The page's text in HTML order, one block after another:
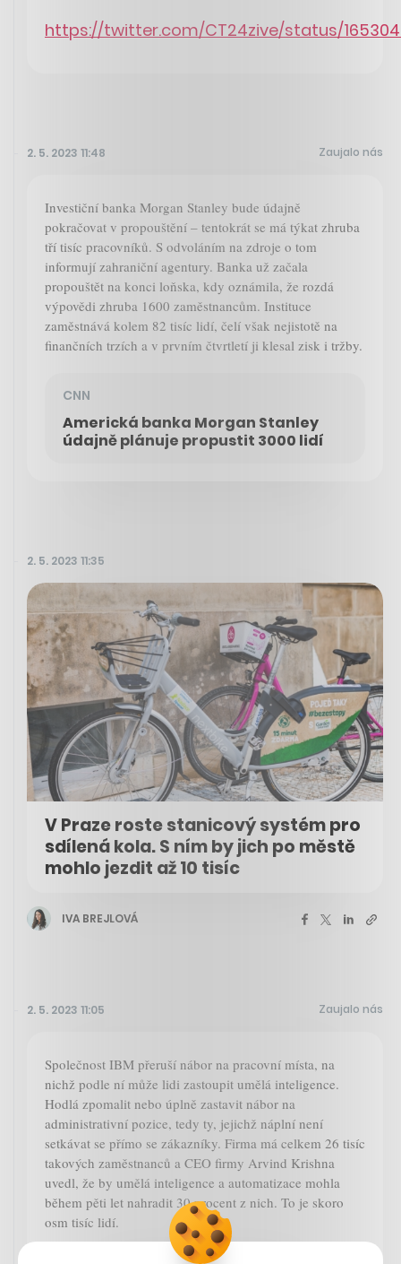
https://twitter.com/CT24zive/status/
2. 5. 2023 11:48 Zaujalo nás
Investiční banka Morgan Stanley bude údajně
pokračovat v propouštění – tentokrát se má týkat zhruba
tří tisíc pracovníků. S odvoláním na zdroje o tom
informují zahraniční agentury. Banka už začala
propouštět na konci loňska, kdy oznámila, že rozdá
výpovědi zhruba 1600 zaměstnancům. Instituce
zaměstnává kolem 82 tisíc lidí, čelí však nejistotě na
finančních trzích a v prvním čtvrtletí ji klesal zisk i tržby.
CNN
Americká banka Morgan Stanley
údajně plánuje propustit 3000 lidí
2. 5. 2023 11:35
V Praze roste stanicový systém pro
sdílená kola. S ním by jich po městě
mohlo jezdit až 10 tisíc
IVA BREJLOVÁ
2. 5. 2023 11:05 Zaujalo nás
Společnost IBM přeruší nábor na pracovní místa, na
nichž podle ní může lidi zastoupit umělá inteligence.
Hodlá zpomalit nebo úplně zastavit nábor na
administrativní pozice, tedy ty, jejichž náplní není
setkávat se přímo se zákazníky. Firma má celkem 26 tisíc
takových zaměstnanců a CEO firmy Arvind Krishna
uvedl, že by umělá inteligence a automatizace mohla
během pěti let nahradit 30 procent z nich. To je skoro
osm tisíc lidí.